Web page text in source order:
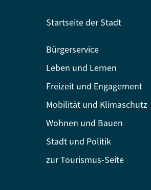
Startseite der Stadt
Bürgerservice
Leben und Lernen
Freizeit und Engagement
Mobilität und Klimaschutz
Wohnen und Bauen
Stadt und Politik
zur Tourismus-Seite